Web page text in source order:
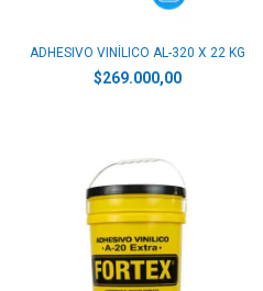
ADHESIVO VINÍLICO AL-320 X 22 KG
$269.000,00